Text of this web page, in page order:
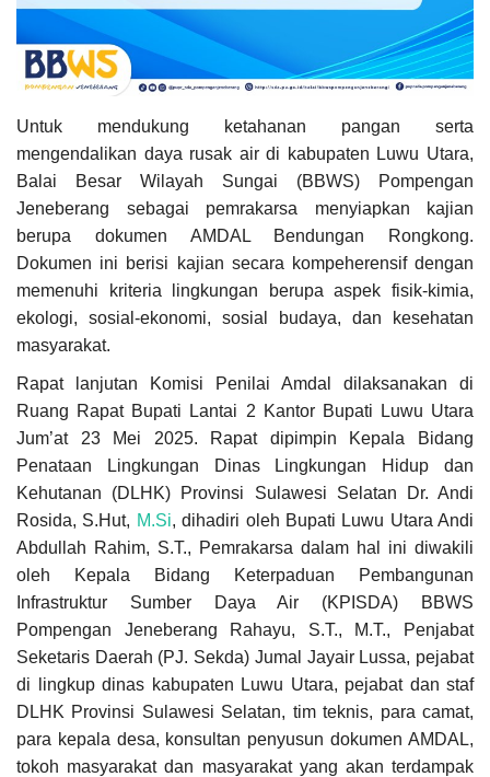
Untuk mendukung ketahanan pangan serta
mengendalikan daya rusak air di kabupaten Luwu Utara,
Balai Besar Wilayah Sungai (BBWS) Pompengan
Jeneberang sebagai pemrakarsa menyiapkan kajian
berupa dokumen AMDAL Bendungan Rongkong.
Dokumen ini berisi kajian secara kompeherensif dengan
memenuhi kriteria lingkungan berupa aspek fisik-kimia,
ekologi, sosial-ekonomi, sosial budaya, dan kesehatan
masyarakat.
Rapat lanjutan Komisi Penilai Amdal dilaksanakan di
Ruang Rapat Bupati Lantai 2 Kantor Bupati Luwu Utara
Jum’at 23 Mei 2025. Rapat dipimpin Kepala Bidang
Penataan Lingkungan Dinas Lingkungan Hidup dan
Kehutanan (DLHK) Provinsi Sulawesi Selatan Dr. Andi
Rosida, S.Hut, M.Si, dihadiri oleh Bupati Luwu Utara Andi
Abdullah Rahim, S.T., Pemrakarsa dalam hal ini diwakili
oleh Kepala Bidang Keterpaduan Pembangunan
Infrastruktur Sumber Daya Air (KPISDA) BBWS
Pompengan Jeneberang Rahayu, S.T., M.T., Penjabat
Seketaris Daerah (PJ. Sekda) Jumal Jayair Lussa, pejabat
di lingkup dinas kabupaten Luwu Utara, pejabat dan staf
DLHK Provinsi Sulawesi Selatan, tim teknis, para camat,
para kepala desa, konsultan penyusun dokumen AMDAL,
tokoh masyarakat dan masyarakat yang akan terdampak